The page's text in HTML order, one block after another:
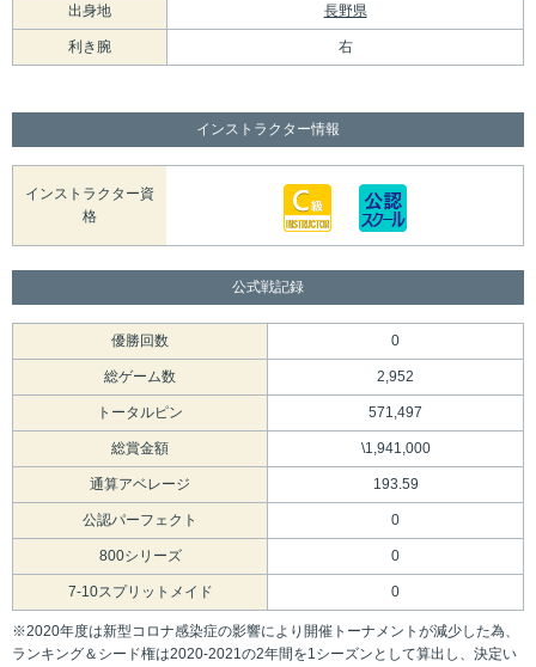
出身地 長野県
利き腕 右
インストラクター情報
インストラクター資
格
公式戦記録
優勝回数 0
総ゲーム数 2,952
トータルピン 571,497
総賞金額 \1,941,000
通算アベレージ 193.59
公認パーフェクト 0
800シリーズ 0
7-10スプリットメイド 0
※2020年度は新型コロナ感染症の影響により開催トーナメントが減少した為、
ランキング＆シード権は2020-2021の2年間を1シーズンとして算出し、決定い